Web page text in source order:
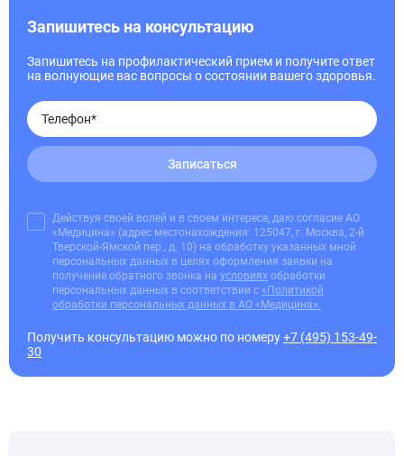
Запишитесь на консультацию
Запишитесь на профилактический прием и получите ответ
на волнующие вас вопросы о состоянии вашего здоровья.
Записаться
Действуя своей волей и в своем интересе, даю согласие АО
«Медицина» (адрес местонахождения: 125047, г. Москва, 2-й
Тверской-Ямской пер., д. 10) на обработку указанных мной
персональных данных в целях оформления заявки на
получение обратного звонка на условиях обработки
персональных данных в соответствии с «Политикой
обработки персональных данных в АО «Медицина».
Получить консультацию можно по номеру+7 (495) 153-49-
30